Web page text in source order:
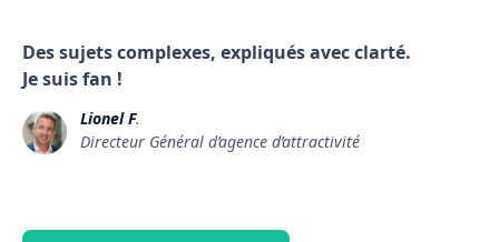
Des sujets complexes, expliqués avec clarté.
Je suis fan !
Lionel F.
Directeur Général d’agence d’attractivité